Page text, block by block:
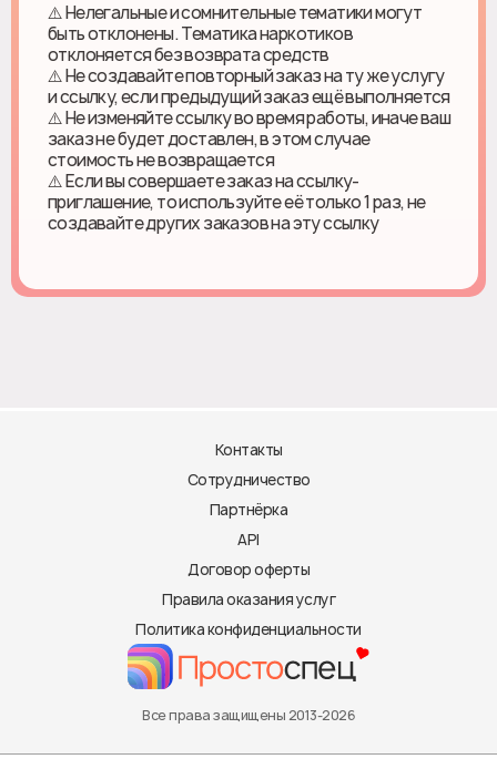
⚠️ Нелегальные и сомнительные тематики могут
быть отклонены. Тематика наркотиков
отклоняется без возврата средств
⚠️ Не создавайте повторный заказ на ту же услугу
и ссылку, если предыдущий заказ ещё выполняется
⚠️ Не изменяйте ссылку во время работы, иначе ваш
заказ не будет доставлен, в этом случае
стоимость не возвращается
⚠️ Если вы совершаете заказ на ссылку-
приглашение, то используйте её только 1 раз, не
создавайте других заказов на эту ссылку
Контакты
Сотрудничество
Партнёрка
API
Договор оферты
Правила оказания услуг
Политика конфиденциальности
Все права защищены 2013-2026